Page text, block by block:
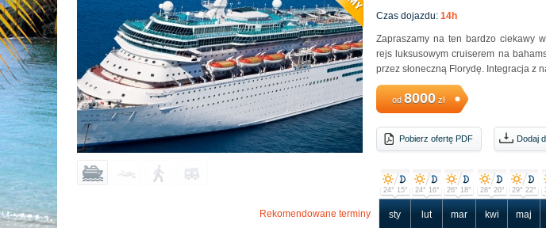
Czas dojazdu: 14h
Zapraszamy na ten bardzo ciekawy
rejs luksusowym cruiserem na
przez słoneczną Florydę. Integracja z
od 8000 zł
Pobierz ofertę PDF Dodaj
Rekomendowane terminy sty
24° 15°
lut
24° 16°
mar
26° 18°
kwi
28° 20°
maj
29° 22°